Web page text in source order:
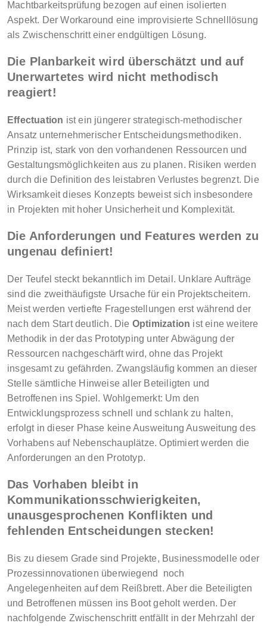
Machtbarkeitsprüfung bezogen auf einen isolierten
Aspekt. Der Workaround eine improvisierte Schnelllösung
als Zwischenschritt einer endgültigen Lösung.
Die Planbarkeit wird überschätzt und auf
Unerwartetes wird nicht methodisch
reagiert!
Effectuation ist ein jüngerer strategisch-methodischer
Ansatz unternehmerischer Entscheidungsmethodiken.
Prinzip ist, stark von den vorhandenen Ressourcen und
Gestaltungsmöglichkeiten aus zu planen. Risiken werden
durch die Definition des leistabren Verlustes begrenzt. Die
Wirksamkeit dieses Konzepts beweist sich insbesondere
in Projekten mit hoher Unsicherheit und Komplexität.
Die Anforderungen und Features werden zu
ungenau definiert!
Der Teufel steckt bekanntlich im Detail. Unklare Aufträge
sind die zweithäufigste Ursache für ein Projektscheitern.
Meist werden vertiefte Fragestellungen erst während der
nach dem Start deutlich. Die Optimization ist eine weitere
Methodik in der das Prototyping unter Abwägung der
Ressourcen nachgeschärft wird, ohne das Projekt
insgesamt zu gefährden. Zwangsläufig kommen an dieser
Stelle sämtliche Hinweise aller Beteiligten und
Betroffenen ins Spiel. Wohlgemerkt: Um den
Entwicklungsprozess schnell und schlank zu halten,
erfolgt in dieser Phase keine Ausweitung Ausweitung des
Vorhabens auf Nebenschauplätze. Optimiert werden die
Anforderungen an den Prototyp.
Das Vorhaben bleibt in
Kommunikationsschwierigkeiten,
unausgesprochenen Konflikten und
fehlenden Entscheidungen stecken!
Bis zu diesem Grade sind Projekte, Businessmodelle oder
Prozessinnovationen überwiegend noch
Angelegenheiten auf dem Reißbrett. Aber die Beteiligten
und Betroffenen müssen ins Boot geholt werden. Der
nachfolgende Zwischenschritt entfällt in der Mehrzahl der